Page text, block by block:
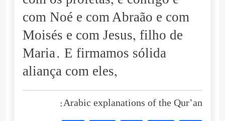
com Noé e com Abraão e com
Moisés e com Jesus, filho de
Maria. E firmamos sólida
aliança com eles,
Arabic explanations of the Qur’an: